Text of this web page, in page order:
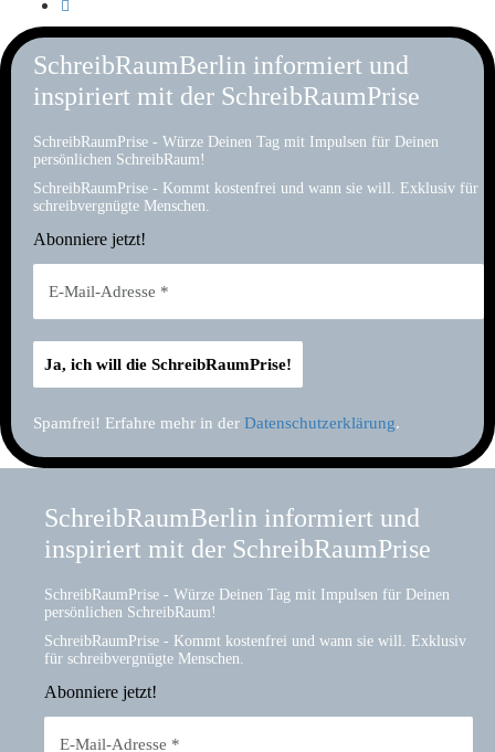
SchreibRaumBerlin informiert und
inspiriert mit der SchreibRaumPrise
SchreibRaumPrise - Würze Deinen Tag mit Impulsen für Deinen
persönlichen SchreibRaum!
SchreibRaumPrise - Kommt kostenfrei und wann sie will. Exklusiv für
schreibvergnügte Menschen.
Abonniere jetzt!
Spamfrei! Erfahre mehr in der Datenschutzerklärung.
SchreibRaumBerlin informiert und
inspiriert mit der SchreibRaumPrise
SchreibRaumPrise - Würze Deinen Tag mit Impulsen für Deinen
persönlichen SchreibRaum!
SchreibRaumPrise - Kommt kostenfrei und wann sie will. Exklusiv
für schreibvergnügte Menschen.
Abonniere jetzt!